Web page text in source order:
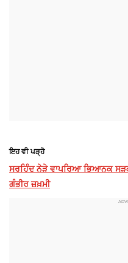
ਇਹ ਵੀ ਪੜ੍ਹੋ
ਸਰਹਿੰਦ ਨੇੜੇ ਵਾਪਰਿਆ ਭਿਆਨਕ
ਗੰਭੀਰ ਜ਼ਖ਼ਮੀ